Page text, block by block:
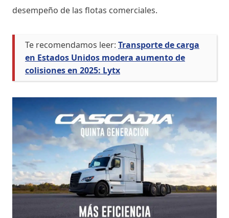
desempeño de las flotas comerciales.
Te recomendamos leer: Transporte de carga
en Estados Unidos modera aumento de
colisiones en 2025: Lytx